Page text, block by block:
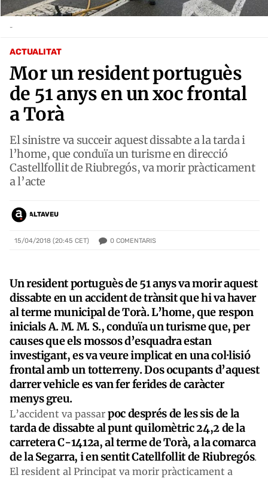
ACTUALITAT
Mor un resident portuguès
de 51 anys en un xoc frontal
a Torà
El sinistre va succeir aquest dissabte a la tarda i
l’home, que conduïa un turisme en direcció
Castellfollit de Riubregós, va morir pràcticament
a l’acte
ALTAVEU
15/04/2018 (20:45 CET) 0 COMENTARIS
-
Un resident portuguès de 51 anys va morir aquest
dissabte en un accident de trànsit que hi va haver
al terme municipal de Torà. L’home, que respon
inicials A. M. M. S., conduïa un turisme que, per
causes que els mossos d’esquadra estan
investigant, es va veure implicat en una col·lisió
frontal amb un totterreny. Dos ocupants d’aquest
darrer vehicle es van fer ferides de caràcter
menys greu.
L’accident va passar poc després de les sis de la
tarda de dissabte al punt quilomètric 24,2 de la
carretera C-1412a, al terme de Torà, a la comarca
de la Segarra, i en sentit Catellfollit de Riubregós.
El resident al Principat va morir pràcticament a